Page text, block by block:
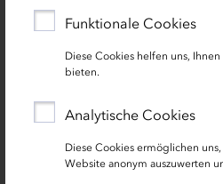
Funktionale Cookies
Diese Cookies helfen uns,
bieten.
Analytische Cookies
Diese Cookies ermöglichen
Website anonym auszuwerten
Zentrale Kontaktdaten der